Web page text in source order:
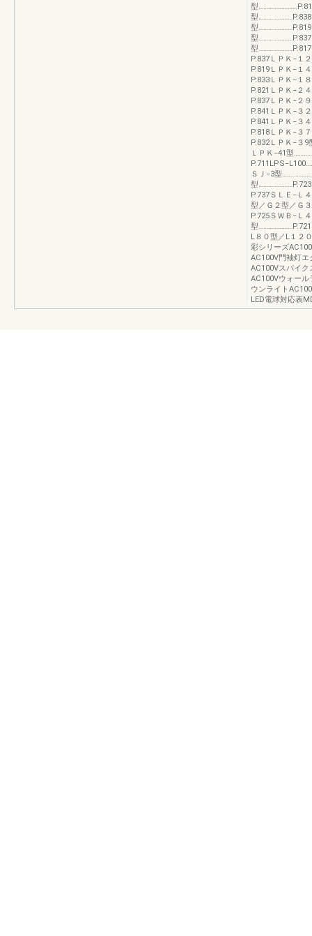
型
型
型
型
型
P.837ＬＰＫ−１
P.819ＬＰＫ−１
P.833ＬＰＫ−１
P.821ＬＰＫ−２
P.837ＬＰＫ−２
P.841ＬＰＫ−３
P.841ＬＰＫ−３
P.818ＬＰＫ−３
P.832ＬＰＫ−３
ＬＰＫ−41型
ＳＪ−3型
型…………………P.723
P.737ＳＬＥ−Ｌ
型／Ｇ２型／Ｇ
P.725ＳＷＢ−Ｌ
型
L８０型／L１２
彩シリーズ
AC100V門袖灯
AC100Vスパイ
AC100Vウォー
ウンライト
LED電球対応表